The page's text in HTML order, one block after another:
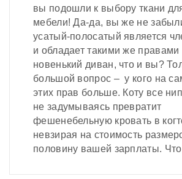
вы подошли к выбору ткани
мебели! Да-да, вы же не
усатый-полосатый является
и обладает такими же правами
новенький диван, что и вы?
большой вопрос – у кого на
этих прав больше. Коту все
не задумываясь превратит
фешенебельную кровать в
невзирая на стоимость
половину вашей зарплаты.